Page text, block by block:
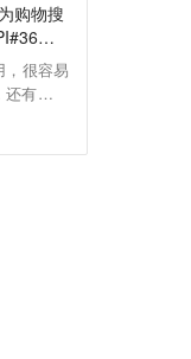
购物搜
氪
，很容易
有从天
巨头来